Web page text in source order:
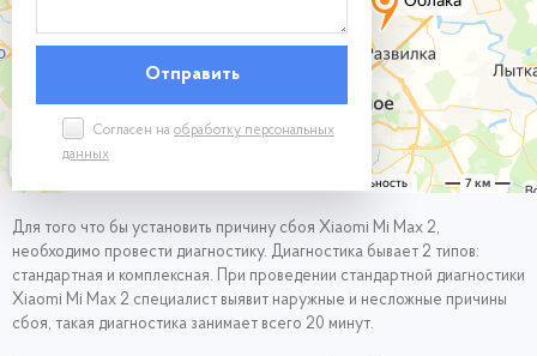
Согласен на обработку персональных
данных
Для того что бы установить причину сбоя Xiaomi Mi Max 2,
необходимо провести диагностику. Диагностика бывает 2 типов:
стандартная и комплексная. При проведении стандартной диагностики
Xiaomi Mi Max 2 специалист выявит наружные и несложные причины
сбоя, такая диагностика занимает всего 20 минут.